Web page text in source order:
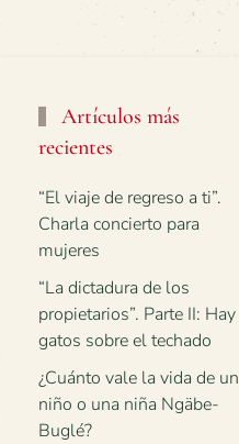
Artículos más
recientes
“El viaje de regreso a ti”.
Charla concierto para
mujeres
“La dictadura de los
propietarios”. Parte II: Hay
gatos sobre el techado
¿Cuánto vale la vida de un
niño o una niña Ngäbe-
Buglé?